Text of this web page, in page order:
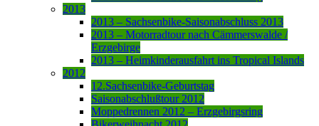
2013
2013 – Sachsenbike-Saisonabschluss 2013
2013 – Motorradtour nach Cämmerswalde /
Erzgebirge
2013 – Heimkinderausfahrt ins Tropical Islands
2012
12.Sachsenbike-Geburtstag
Saisonabschlußtour 2012
Moppedrennen 2012 – Erzgebirgsring